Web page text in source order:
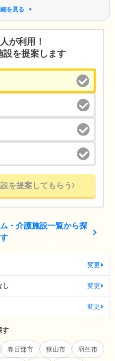
を見る
が利用！
設を提案します
を提案してもらう
・介護施設一覧から探
す
変更
し 変更
変更
す
春日部市 狭山市 羽生市